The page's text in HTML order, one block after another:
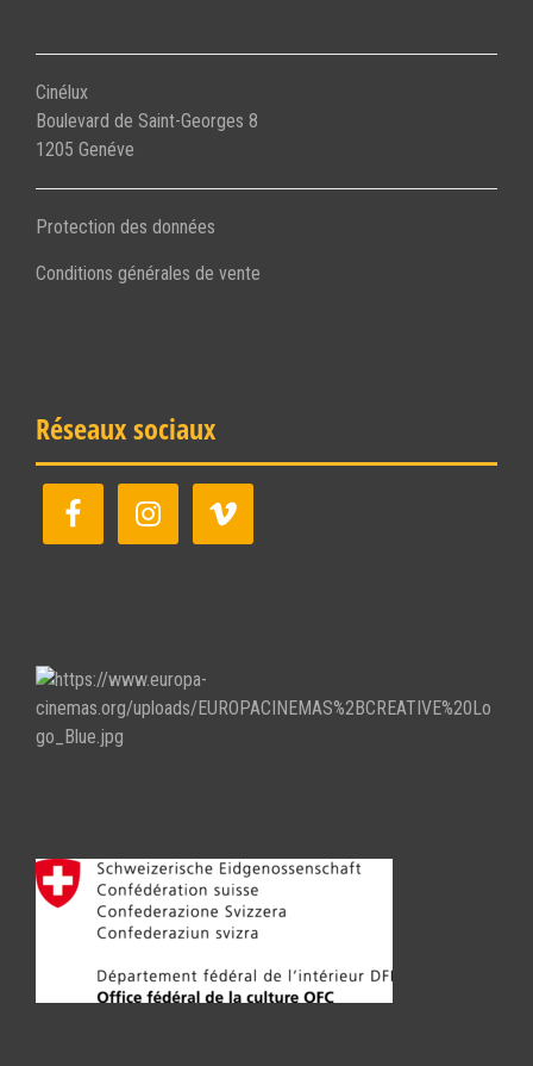
Cinélux
Boulevard de Saint-Georges 8
1205 Genéve
Protection des données
Conditions générales de vente
Réseaux sociaux